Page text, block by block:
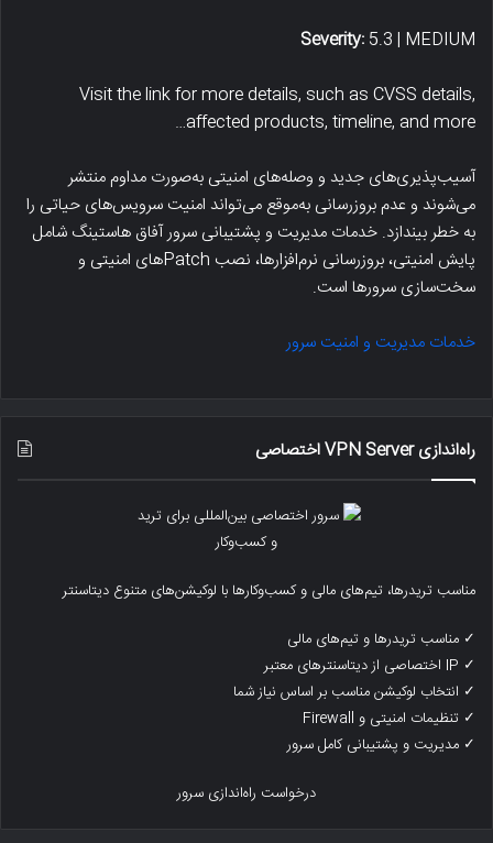
Severity: 5.3 | MEDIUM
Visit the link for more details, such as CVSS details,
affected products, timeline, and more…
آسیب‌پذیری‌های جدید و وصله‌های امنیتی به‌صورت مداوم منتشر
می‌شوند و عدم بروزرسانی به‌موقع می‌تواند امنیت سرویس‌های حیاتی را
به خطر بیندازد. خدمات مدیریت و پشتیبانی سرور آفاق هاستینگ شامل
پایش امنیتی، بروزرسانی نرم‌افزارها، نصب Patchهای امنیتی و
سخت‌سازی سرورها است.
خدمات مدیریت و امنیت سرور
راه‌اندازی VPN Server اختصاصی
مناسب تریدرها، تیم‌های مالی و کسب‌وکارها با لوکیشن‌های متنوع دیتاسنتر
✓ مناسب تریدرها و تیم‌های مالی
✓ IP اختصاصی از دیتاسنترهای معتبر
✓ انتخاب لوکیشن مناسب بر اساس نیاز شما
✓ تنظیمات امنیتی و Firewall
✓ مدیریت و پشتیبانی کامل سرور
درخواست راه‌اندازی سرور